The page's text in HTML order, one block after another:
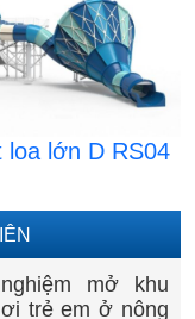
loa lớn D RS04
mở khu
trẻ em ở nông